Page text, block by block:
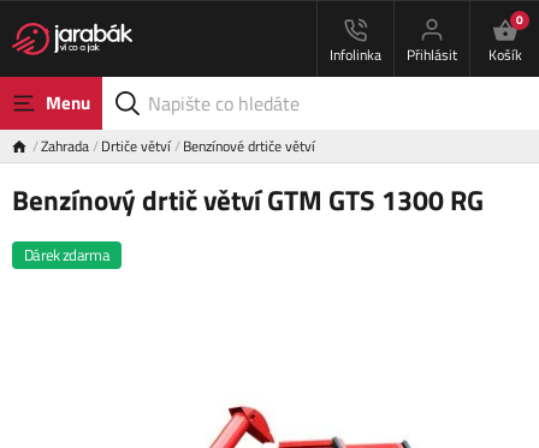
Infolinka Přihlásit
0
Košík
Menu
Zahrada Drtiče větví Benzínové drtiče větví
Benzínový drtič větví GTM GTS 1300 RG
Dárek zdarma